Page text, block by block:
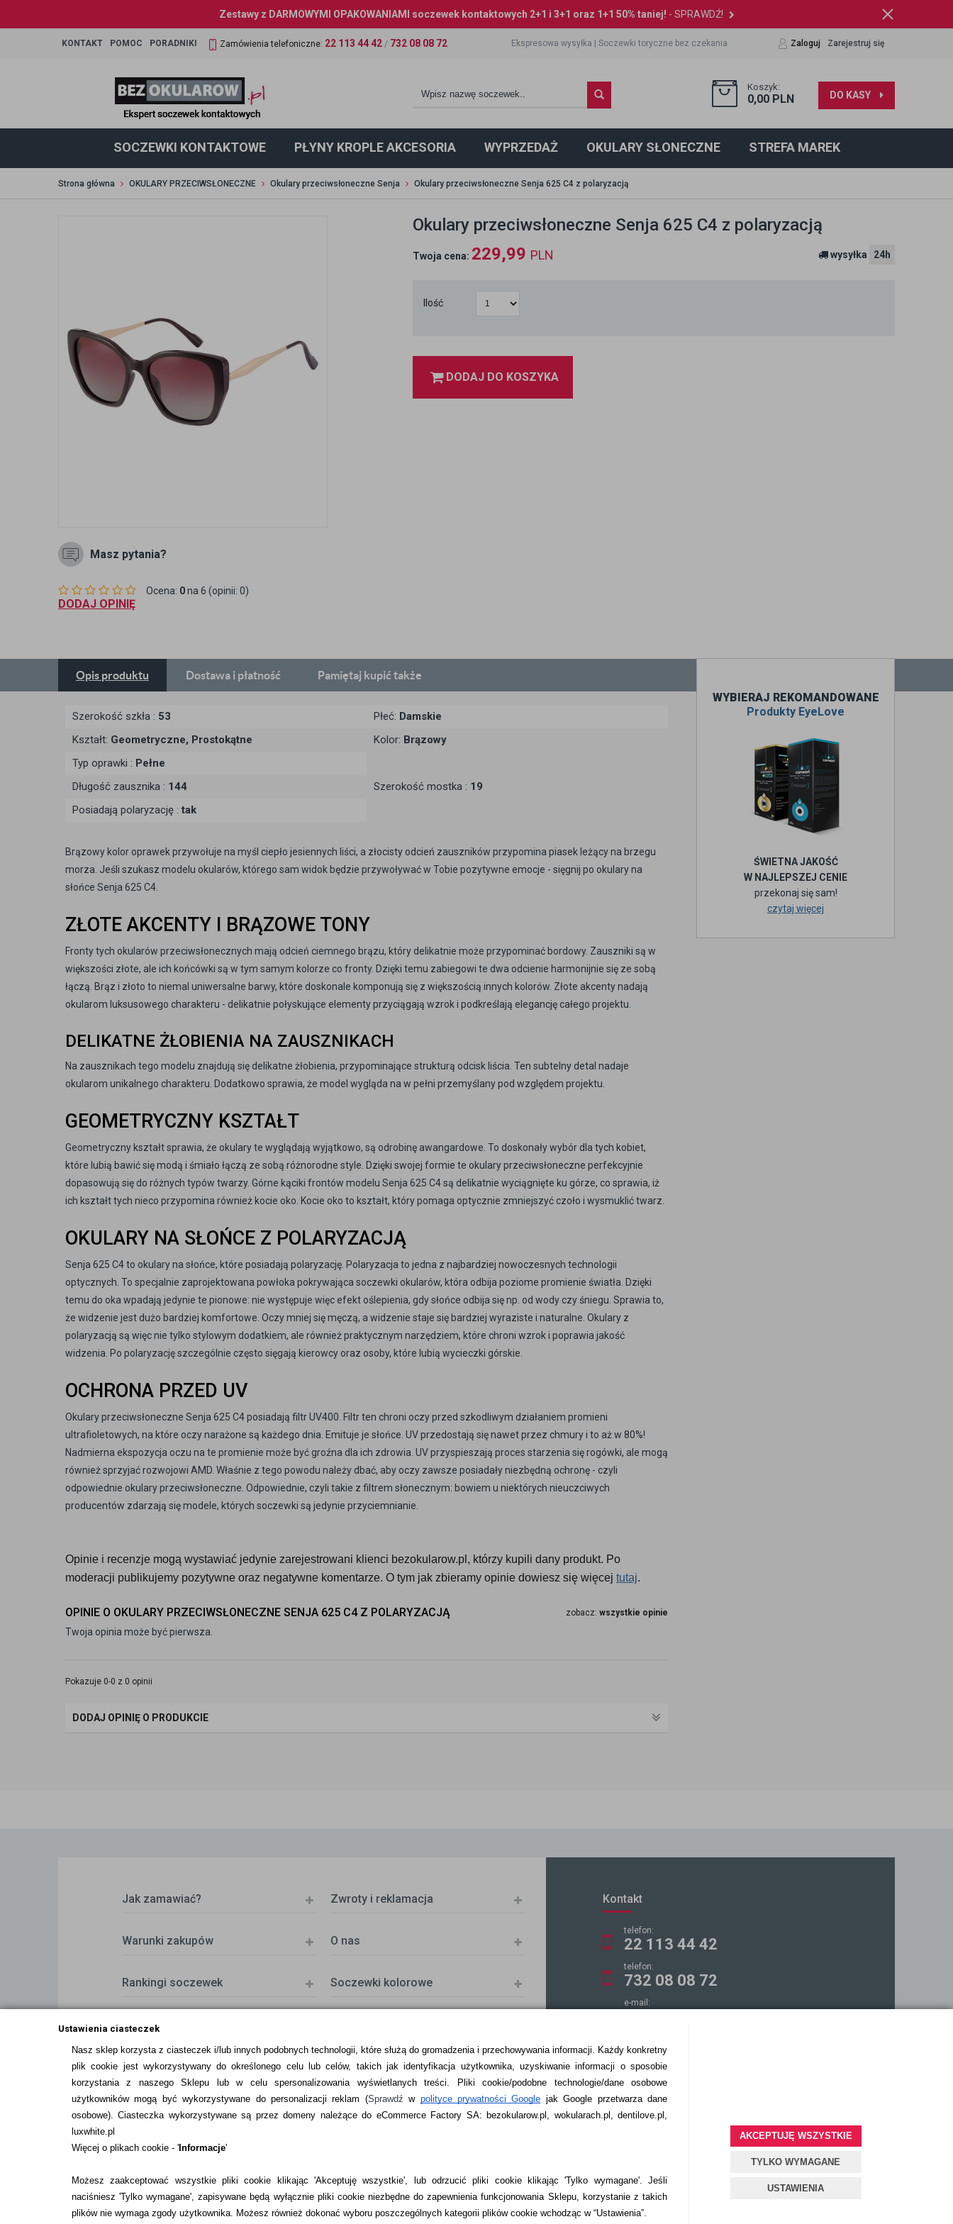
Ustawienia ciasteczek
Nasz sklep korzysta z ciasteczek i/lub innych podobnych technologii, które służą do gromadzenia i przechowywania informacji. Każdy konkretny
plik cookie jest wykorzystywany do określonego celu lub celów, takich jak identyfikacja użytkownika, uzyskiwanie informacji o sposobie
korzystania z naszego Sklepu lub w celu spersonalizowania wyświetlanych treści.
Pliki cookie/podobne technologie/dane osobowe
użytkowników mogą być wykorzystywane do personalizacji reklam (Sprawdźw polityce prywatności Google jak Google przetwarza dane
osobowe). Ciasteczka wykorzystywane są przez domeny należące do eCommerce Factory SA: bezokularow.pl, wokularach.pl, dentilove.pl,
luxwhite.pl
Więcej o plikach cookie - 'Informacje'
Możesz zaakceptować wszystkie pliki cookie klikając 'Akceptuję wszystkie', lub odrzucić pliki cookie klikając 'Tylko wymagane'. Jeśli
naciśniesz 'Tylko wymagane', zapisywane będą wyłącznie pliki cookie niezbędne do zapewnienia funkcjonowania Sklepu, korzystanie z takich
plików nie wymaga zgody użytkownika. Możesz również dokonać wyboru poszczególnych kategorii plików cookie wchodząc w “Ustawienia”.
AKCEPTUJĘ WSZYSTKIE
TYLKO WYMAGANE
USTAWIENIA
Zestawy z DARMOWYMI OPAKOWANIAMI soczewek kontaktowych 2+1 i 3+1 oraz 1+1 50% taniej! - SPRAWDŹ!
KONTAKT POMOC PORADNIKI Zamówienia telefoniczne: 22 113 44 42 / 732 08 08 72 Ekspresowa wysyłka |Soczewki toryczne bez czekania Zaloguj Zarejestruj się
Koszyk:
0,00 PLN DO KASY
SOCZEWKI KONTAKTOWE PŁYNY KROPLE AKCESORIA WYPRZEDAŻ OKULARY SŁONECZNE STREFA MAREK
Strona główna OKULARY PRZECIWSŁONECZNE Okulary przeciwsłoneczne Senja Okulary przeciwsłoneczne Senja 625 C4 z polaryzacją
Masz pytania?
Ocena: 0na 6 (opinii: 0)
DODAJ OPINIĘ
Okulary przeciwsłoneczne Senja 625 C4 z polaryzacją
Twoja cena: 229,99 PLN wysyłka 24h
Ilość
DODAJ DO KOSZYKA
Opis produktu Dostawa i płatność Pamiętaj kupić także
Szerokość szkła : 53 Płeć: Damskie
Kształt: Geometryczne, Prostokątne Kolor: Brązowy
Typ oprawki : Pełne
Długość zausznika : 144 Szerokość mostka : 19
Posiadają polaryzację : tak
Brązowy kolor oprawek przywołuje na myśl ciepło jesiennych liści, a złocisty odcień zauszników przypomina piasek leżący na brzegu
morza. Jeśli szukasz modelu okularów, którego sam widok będzie przywoływać w Tobie pozytywne emocje - sięgnij po okulary na
słońce Senja 625 C4.
ZŁOTE AKCENTY I BRĄZOWE TONY
Fronty tych okularów przeciwsłonecznych mają odcień ciemnego brązu, który delikatnie może przypominać bordowy. Zauszniki są w
większości złote, ale ich końcówki są w tym samym kolorze co fronty. Dzięki temu zabiegowi te dwa odcienie harmonijnie się ze sobą
łączą. Brąz i złoto to niemal uniwersalne barwy, które doskonale komponują się z większością innych kolorów. Złote akcenty nadają
okularom luksusowego charakteru - delikatnie połyskujące elementy przyciągają wzrok i podkreślają elegancję całego projektu.
DELIKATNE ŻŁOBIENIA NA ZAUSZNIKACH
Na zausznikach tego modelu znajdują się delikatne żłobienia, przypominające strukturą odcisk liścia. Ten subtelny detal nadaje
okularom unikalnego charakteru. Dodatkowo sprawia, że model wygląda na w pełni przemyślany pod względem projektu.
GEOMETRYCZNY KSZTAŁT
Geometryczny kształt sprawia, że okulary te wyglądają wyjątkowo, są odrobinę awangardowe. To doskonały wybór dla tych kobiet,
które lubią bawić się modą i śmiało łączą ze sobą różnorodne style. Dzięki swojej formie te okulary przeciwsłoneczne perfekcyjnie
dopasowują się do różnych typów twarzy. Górne kąciki frontów modelu Senja 625 C4 są delikatnie wyciągnięte ku górze, co sprawia, iż
ich kształt tych nieco przypomina również kocie oko. Kocie oko to kształt, który pomaga optycznie zmniejszyć czoło i wysmuklić twarz.
OKULARY NA SŁOŃCE Z POLARYZACJĄ
Senja 625 C4 to okulary na słońce, które posiadają polaryzację. Polaryzacja to jedna z najbardziej nowoczesnych technologii
optycznych. To specjalnie zaprojektowana powłoka pokrywająca soczewki okularów, która odbija poziome promienie światła. Dzięki
temu do oka wpadają jedynie te pionowe: nie występuje więc efekt oślepienia, gdy słońce odbija się np. od wody czy śniegu. Sprawia to,
że widzenie jest dużo bardziej komfortowe. Oczy mniej się męczą, a widzenie staje się bardziej wyraziste i naturalne. Okulary z
polaryzacją są więc nie tylko stylowym dodatkiem, ale również praktycznym narzędziem, które chroni wzrok i poprawia jakość
widzenia. Po polaryzację szczególnie często sięgają kierowcy oraz osoby, które lubią wycieczki górskie.
OCHRONA PRZED UV
Okulary przeciwsłoneczne Senja 625 C4 posiadają filtr UV400. Filtr ten chroni oczy przed szkodliwym działaniem promieni
ultrafioletowych, na które oczy narażone są każdego dnia. Emituje je słońce. UV przedostają się nawet przez chmury i to aż w 80%!
Nadmierna ekspozycja oczu na te promienie może być groźna dla ich zdrowia. UV przyspieszają proces starzenia się rogówki, ale mogą
również sprzyjać rozwojowi AMD. Właśnie z tego powodu należy dbać, aby oczy zawsze posiadały niezbędną ochronę - czyli
odpowiednie okulary przeciwsłoneczne. Odpowiednie, czyli takie z filtrem słonecznym: bowiem u niektórych nieuczciwych
producentów zdarzają się modele, których soczewki są jedynie przyciemnianie.
Opinie i recenzje mogą wystawiać jedynie zarejestrowani klienci bezokularow.pl, którzy kupili dany produkt. Po
moderacji publikujemy pozytywne oraz negatywne komentarze. O tym jak zbieramy opinie dowiesz się więcej tutaj.
OPINIE O OKULARY PRZECIWSŁONECZNE SENJA 625 C4 Z POLARYZACJĄ zobacz: wszystkie opinie
Twoja opinia może być pierwsza.
Pokazuje 0-0 z 0 opinii
DODAJ OPINIĘ O PRODUKCIE
WYBIERAJ REKOMANDOWANE
Produkty EyeLove
ŚWIETNA JAKOŚĆ
W NAJLEPSZEJ CENIE
przekonaj się sam!
czytaj więcej
Jak zamawiać? Zwroty i reklamacja
Warunki zakupów O nas
Rankingi soczewek Soczewki kolorowe
Zwrot (odstąpienie od umowy)
ZMIEŃ USTAWIENIA ZGODY NA CIASTECZKA
Kontakt
telefon:
22 113 44 42
telefon:
732 08 08 72
e-mail:
Pobierz z Pobierz z